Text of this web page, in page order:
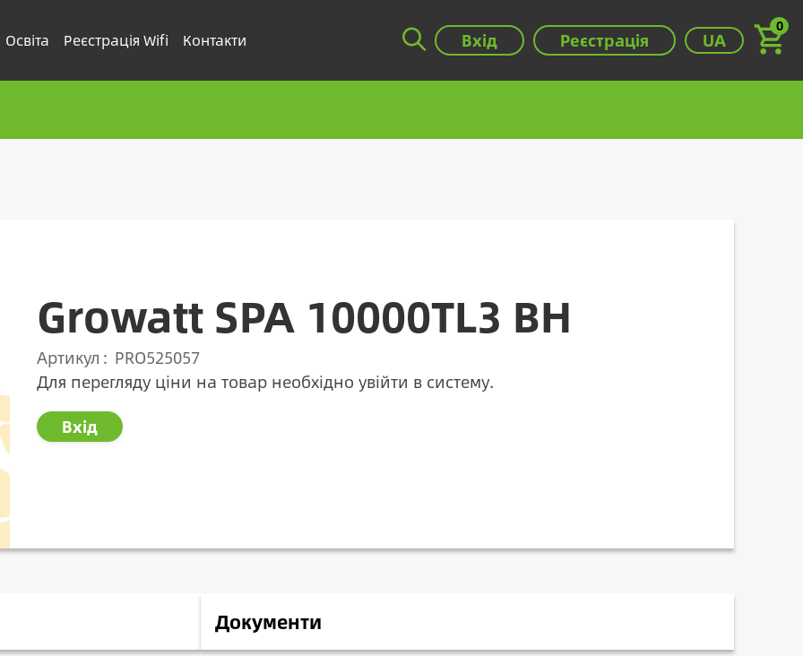
Освіта Реєстрація Wifi Контакти Вхід Реєстрація Виберіть мову
UA
0
Growatt SPA 10000TL3 BH
Артикул
PRO525057
Для перегляду ціни на товар необхідно увійти в систему.
Вхід
Документи